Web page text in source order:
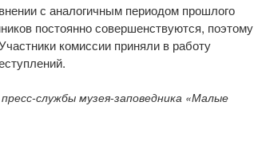
с аналогичным периодом прошлого
постоянно совершенствуются, поэтому
комиссии приняли в работу
службы музея-заповедника «Малые